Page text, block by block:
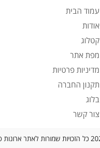
עמוד הבית
אודות
קטלוג
מפת אתר
מדיניות פרטיות
תקנון החברה
בלוג
צור קשר